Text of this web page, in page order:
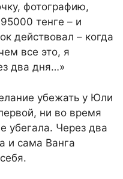
фотографию,
тенге – и
действовал – когда
все это, я
два дня…»
убежать у Юли
ни во время
убегала. Через два
и сама Ванга